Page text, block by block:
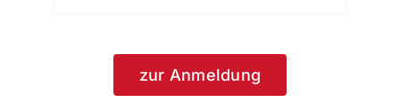
zur Anmeldung